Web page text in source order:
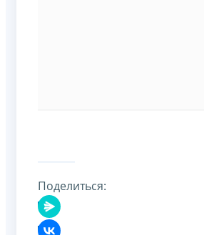
Поделиться: